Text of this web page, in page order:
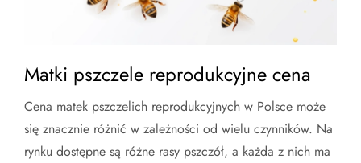
Matki pszczele reprodukcyjne cena
Cena matek pszczelich reprodukcyjnych w Polsce może
się znacznie różnić w zależności od wielu czynników. Na
rynku dostępne są różne rasy pszczół, a każda z nich ma